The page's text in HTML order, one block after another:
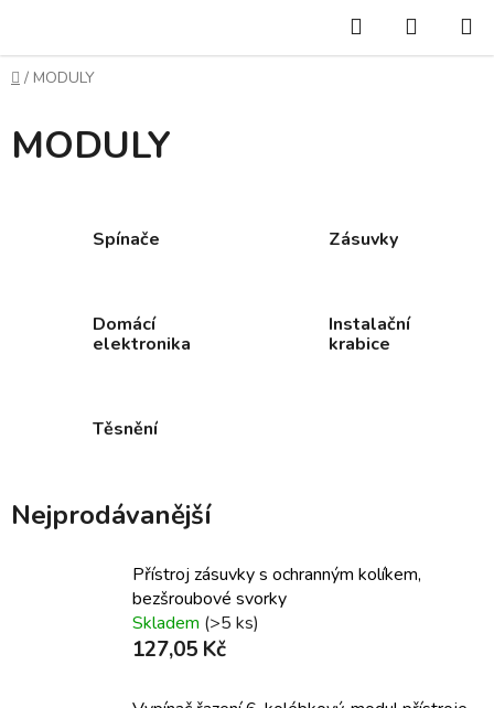
obsah
Hledat
KOŠÍK
Domů
/ MODULY
MODULY
Spínače Zásuvky
Domácí
elektronika
Instalační
krabice
Těsnění
Nejprodávanější
Přístroj zásuvky s ochranným kolíkem,
bezšroubové svorky
Skladem (>5 ks)
127,05 Kč